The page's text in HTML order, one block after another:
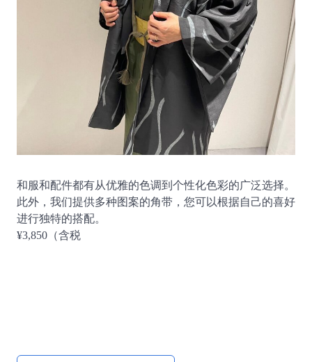
和服和配件都有从优雅的色调到个性化色彩的广泛选择。
此外，我们提供多种图案的角带，您可以根据自己的喜好
进行独特的搭配。
¥3,850（含税